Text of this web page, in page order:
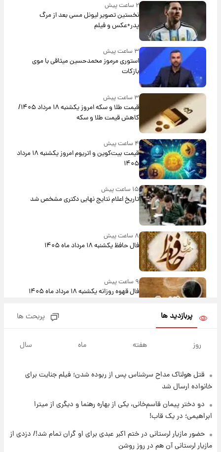
۲ ساعت پیش
نخستین تصویر لیونل مسی بعد از مرگ
پدر+عکس و فیلم
۳ ساعت پیش
استوری مرموز محمدحسین میثاقی با موی
بازکات
۳ ساعت پیش
قیمت طلا و سکه امروز یکشنبه ۱۸ مرداد ۱۴۰۵/
کاهش قیمت طلا و سکه
۴ ساعت پیش
قیمت بیت‌کوین و اتریوم امروز یکشنبه ۱۸ مرداد
۱۴۰۵
۱۵ ساعت پیش
تاریخ اعلام نتایج نهایی دکتری مشخص شد
۸ ساعت پیش
فال حافظ یکشنبه ۱۸ مرداد ماه ۱۴۰۵
۹ ساعت پیش
فال قهوه روزانه یکشنبه ۱۸ مرداد ماه ۱۴۰۵
۱۷ ساعت پیش
لیونل مسی عزادار شد! + جزئیات
پربازدید ها پربحث ها
روز هفته ماه سال
قتل هولناک مداح سرشناس پس از ربوده شدن؛ فیلم جنایت برای
خانواده ارسال شد
دو دختر پیمان قاسم‌خانی، یکی از بهاره رهنما و دیگری از میترا
ابراهیمی؛ در یک قاب!
حضور مازیار لرستانی در ختم اکبر عبدی برای او گران تمام شد!/ دزدی از
مازیار لرستانی آن هم در روز روشن